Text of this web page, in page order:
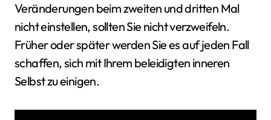
Veränderungen beim zweiten und dritten Mal
nicht einstellen, sollten Sie nicht verzweifeln.
Früher oder später werden Sie es auf jeden Fall
schaffen, sich mit Ihrem beleidigten inneren
Selbst zu einigen.